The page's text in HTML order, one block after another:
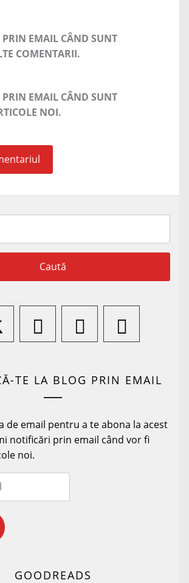
EMAIL CÂND SUNT
COMENTARII.
EMAIL CÂND SUNT
NOI.
TE LA BLOG PRIN EMAIL
de email pentru a te abona la acest
notificări prin email când vor fi
noi.
GOODREADS